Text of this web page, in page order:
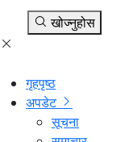
खोज्नुहोस
गृहपृष्ठ
अपडेट
सूचना